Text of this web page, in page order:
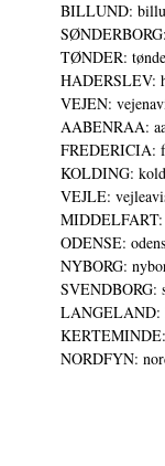
BILLUND:
TØNDER:
HADERSLEV:
VEJEN:
AABENRAA:
FREDERICIA:
KOLDING:
VEJLE:
MIDDELFART:
ODENSE:
NYBORG:
SVENDBORG:
LANGELAND:
NORDFYN: